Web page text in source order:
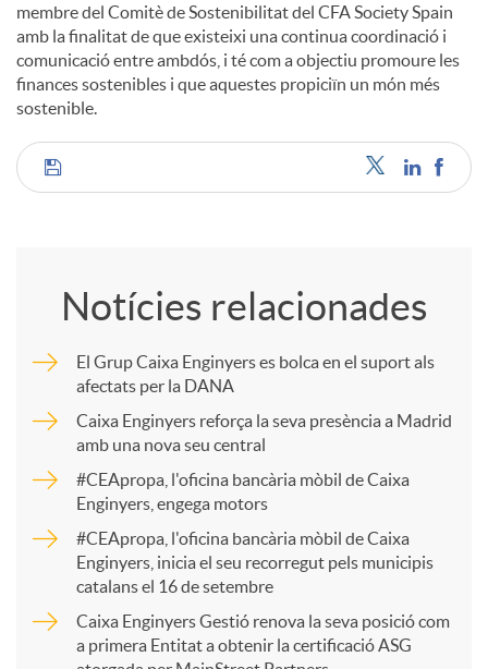
membre del Comitè de Sostenibilitat del CFA Society Spain
amb la finalitat de que existeixi una continua coordinació i
comunicació entre ambdós, i té com a objectiu promoure les
finances sostenibles i que aquestes propiciïn un món més
sostenible.
C
p
a
r
t
Notícies relacionades
El Grup Caixa Enginyers es bolca en el suport als
afectats per la DANA
Caixa Enginyers reforça la seva presència a Madrid
amb una nova seu central
#CEApropa, l'oficina bancària mòbil de Caixa
Enginyers, engega motors
#CEApropa, l'oficina bancària mòbil de Caixa
Enginyers, inicia el seu recorregut pels municipis
catalans el 16 de setembre
Caixa Enginyers Gestió renova la seva posició com
a primera Entitat a obtenir la certificació ASG